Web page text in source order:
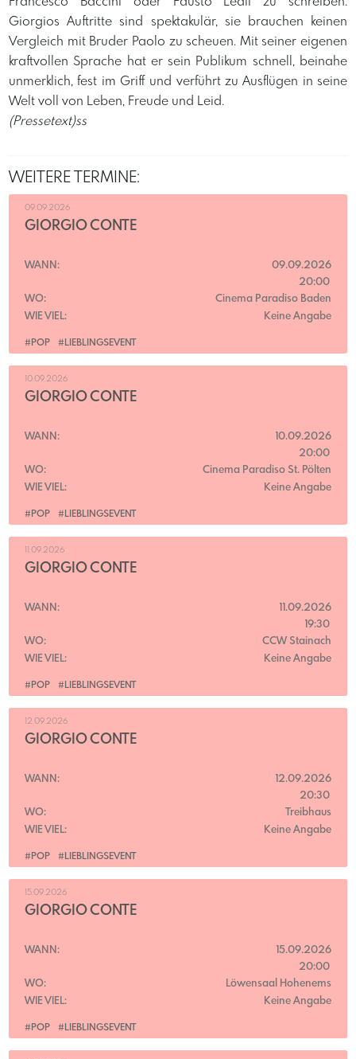
Giorgios Auftritte sind spektakulär, sie brauchen keinen
Vergleich mit Bruder Paolo zu scheuen. Mit seiner eigenen
kraftvollen Sprache hat er sein Publikum schnell, beinahe
unmerklich, fest im Griff und verführt zu Ausflügen in seine
Welt voll von Leben, Freude und Leid. ​
(Pressetext)ss
WEITERE TERMINE:
#POP #LIEBLINGSEVENT
09.09.2026
GIORGIO CONTE
WANN:
09.09.2026
20:00
WO:
Cinema Paradiso Baden
WIE VIEL:
Keine Angabe
#POP #LIEBLINGSEVENT
10.09.2026
GIORGIO CONTE
WANN:
10.09.2026
20:00
WO:
Cinema Paradiso St. Pölten
WIE VIEL:
Keine Angabe
#POP #LIEBLINGSEVENT
11.09.2026
GIORGIO CONTE
WANN:
11.09.2026
19:30
WO:
CCW Stainach
WIE VIEL:
Keine Angabe
#POP #LIEBLINGSEVENT
12.09.2026
GIORGIO CONTE
WANN:
12.09.2026
20:30
WO:
Treibhaus
WIE VIEL:
Keine Angabe
#POP #LIEBLINGSEVENT
15.09.2026
GIORGIO CONTE
WANN:
15.09.2026
20:00
WO:
Löwensaal Hohenems
WIE VIEL:
Keine Angabe